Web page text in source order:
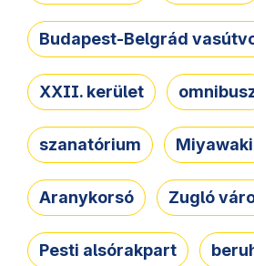
Budapest-Belgrád
XXII. kerület
szanatórium
Aranykorsó Zugló
Pesti alsórakpart